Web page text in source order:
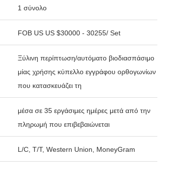
1 σύνολο
FOB US US $30000 - 30255/ Set
Ξύλινη περίπτωση/αυτόματο βιοδιασπάσιμο
μίας χρήσης κύπελλο εγγράφου ορθογωνίων
που κατασκευάζει τη
μέσα σε 35 εργάσιμες ημέρες μετά από την
πληρωμή που επιβεβαιώνεται
L/C, T/T, Western Union, MoneyGram